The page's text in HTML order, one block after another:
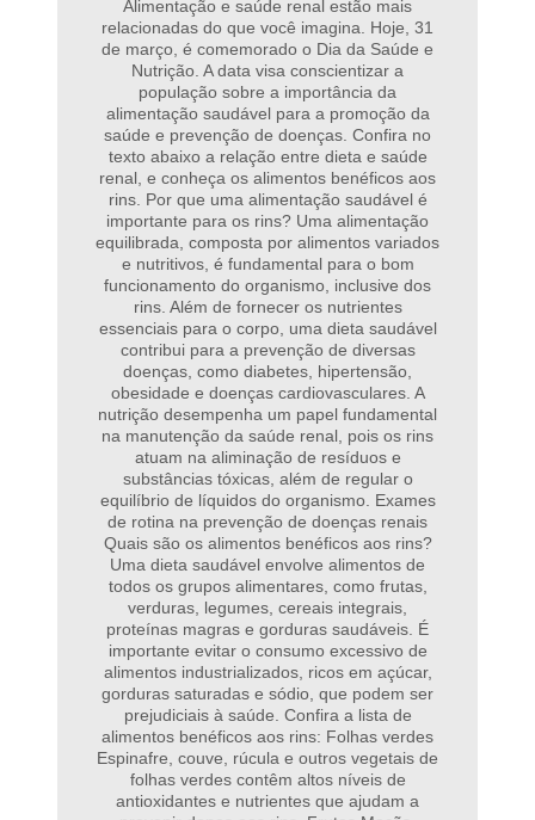
Alimentação e saúde renal estão mais
relacionadas do que você imagina. Hoje, 31
de março, é comemorado o Dia da Saúde e
Nutrição. A data visa conscientizar a
população sobre a importância da
alimentação saudável para a promoção da
saúde e prevenção de doenças. Confira no
texto abaixo a relação entre dieta e saúde
renal, e conheça os alimentos benéficos aos
rins. Por que uma alimentação saudável é
importante para os rins? Uma alimentação
equilibrada, composta por alimentos variados
e nutritivos, é fundamental para o bom
funcionamento do organismo, inclusive dos
rins. Além de fornecer os nutrientes
essenciais para o corpo, uma dieta saudável
contribui para a prevenção de diversas
doenças, como diabetes, hipertensão,
obesidade e doenças cardiovasculares. A
nutrição desempenha um papel fundamental
na manutenção da saúde renal, pois os rins
atuam na aliminação de resíduos e
substâncias tóxicas, além de regular o
equilíbrio de líquidos do organismo. Exames
de rotina na prevenção de doenças renais
Quais são os alimentos benéficos aos rins?
Uma dieta saudável envolve alimentos de
todos os grupos alimentares, como frutas,
verduras, legumes, cereais integrais,
proteínas magras e gorduras saudáveis. É
importante evitar o consumo excessivo de
alimentos industrializados, ricos em açúcar,
gorduras saturadas e sódio, que podem ser
prejudiciais à saúde. Confira a lista de
alimentos benéficos aos rins: Folhas verdes
Espinafre, couve, rúcula e outros vegetais de
folhas verdes contêm altos níveis de
antioxidantes e nutrientes que ajudam a